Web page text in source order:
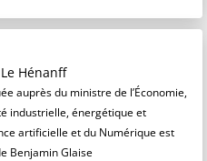
Hénanff
auprès du ministre de l’Économie,
industrielle, énergétique et
artificielle et du Numérique est
Benjamin Glaise